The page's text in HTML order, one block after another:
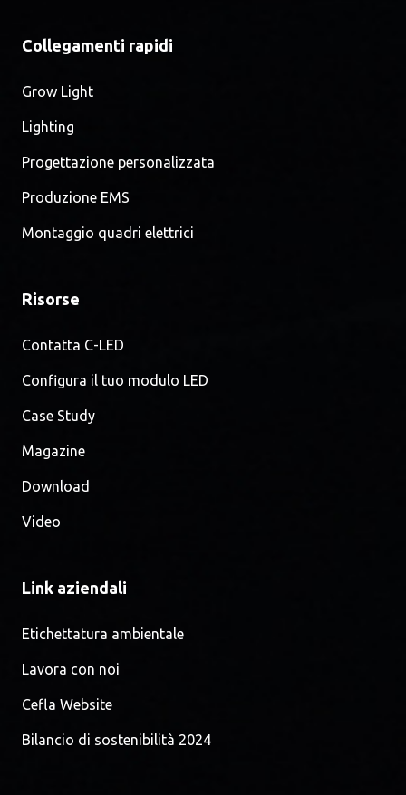
Collegamenti rapidi
Grow Light
Lighting
Progettazione personalizzata
Produzione EMS
Montaggio quadri elettrici
Risorse
Contatta C-LED
Configura il tuo modulo LED
Case Study
Magazine
Download
Video
Link aziendali
Etichettatura ambientale
Lavora con noi
Cefla Website
Bilancio di sostenibilità 2024